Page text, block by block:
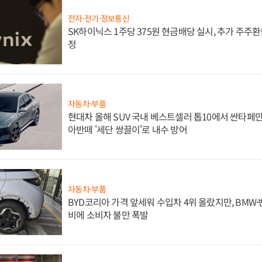
전자·전기·정보통신
SK하이닉스 1주당 375원 현금배당 실시, 추가 주주
정
자동차·부품
현대차 올해 SUV 국내 베스트셀러 톱10에서 싼타페
아반떼 '세단 쌍끌이'로 내수 방어
자동차·부품
BYD코리아 가격 앞세워 수입차 4위 올랐지만,
비에 소비자 불만 폭발